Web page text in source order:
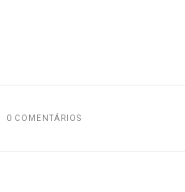
0 COMENTÁRIOS